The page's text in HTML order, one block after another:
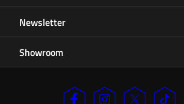
Newsletter
Showroom